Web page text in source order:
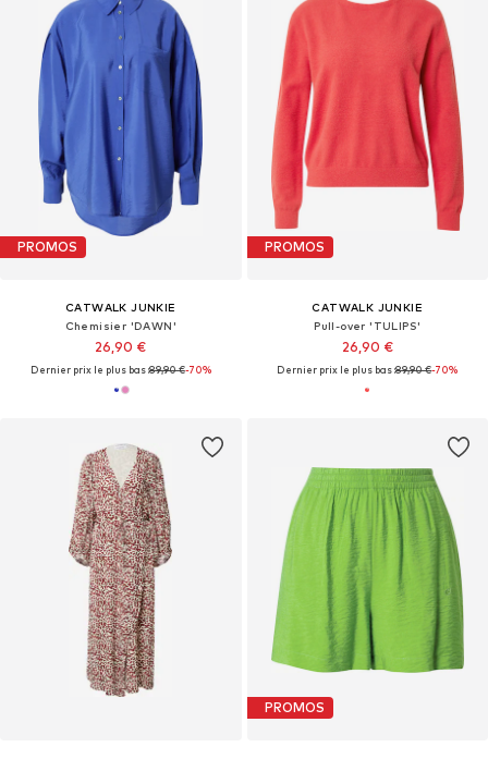
PROMOS
CATWALK JUNKIE
Chemisier 'DAWN'
26,90 €
Dernier prix le plus bas :89,90 €-70%
PROMOS
CATWALK JUNKIE
Pull-over 'TULIPS'
26,90 €
Dernier prix le plus bas :89,90 €-70%
PROMOS